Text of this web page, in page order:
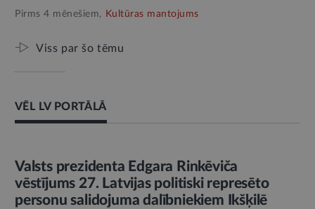
Pirms 4 mēnešiem, Kultūras mantojums
Viss par šo tēmu
VĒL LV PORTĀLĀ
AMATPERSONAS RUNA
Valsts prezidenta Edgara Rinkēviča
vēstījums 27. Latvijas politiski represēto
personu salidojuma dalībniekiem Ikšķilē